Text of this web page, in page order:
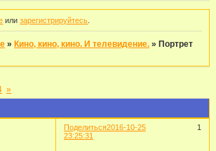
илизарегистрируйтесь
» Кино, кино, кино. И телевидение. » Портрет
»
Поделиться 1
2016-10-25
23:25:31